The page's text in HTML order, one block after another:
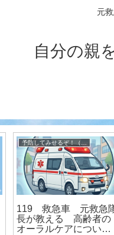
元
自分の親
119 救急車 元救急
長が教える 高齢者の
オーラルケアについて